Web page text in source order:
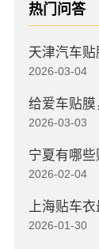
热门问答
2026-03-04
给爱车贴膜
2026-03-03
宁夏有哪些
2026-02-04
上海贴车
2026-01-30